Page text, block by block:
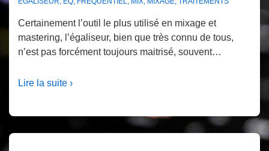
Certainement l’outil le plus utilisé en mixage et
mastering, l’égaliseur, bien que très connu de tous,
n’est pas forcément toujours maitrisé, souvent…
Lire la suite ›